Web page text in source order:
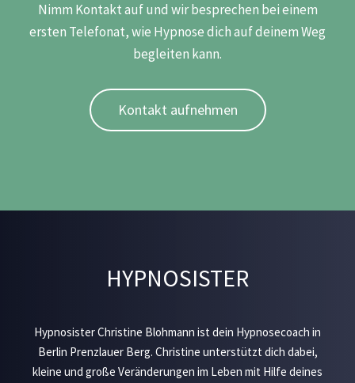
Nimm Kontakt auf und wir besprechen bei einem
ersten Telefonat, wie Hypnose dich auf deinem Weg
begleiten kann.
Kontakt aufnehmen
HYPNOSISTER
Hypnosister Christine Blohmann ist dein Hypnosecoach in
Berlin Prenzlauer Berg. Christine unterstützt dich dabei,
kleine und große Veränderungen im Leben mit Hilfe deines